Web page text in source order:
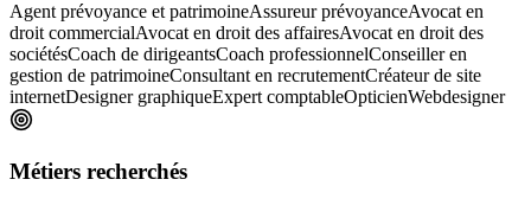
Agent prévoyance et patrimoineAssureur prévoyanceAvocat en
droit commercialAvocat en droit des affairesAvocat en droit des
sociétésCoach de dirigeantsCoach professionnelConseiller en
gestion de patrimoineConsultant en recrutementCréateur de site
internetDesigner graphiqueExpert comptableOpticienWebdesigner
Métiers recherchés